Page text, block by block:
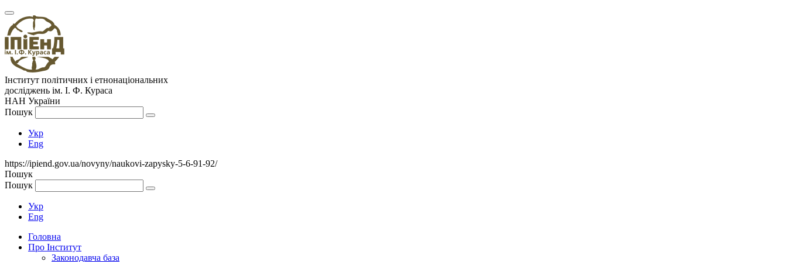
Інститут політичних і етнонаціональних
досліджень ім. І. Ф. Кураса
НАН України
Пошук
Укр
Eng
https://ipiend.gov.ua/novyny/naukovi-zapysky-5-6-91-92/
Пошук
Пошук
Укр
Eng
Головна
Про Інститут
Законодавча база